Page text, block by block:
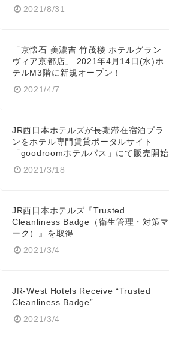
2021/8/31
「京懐石 美濃吉 竹茂楼 ホテルグラン
ヴィア京都店」 2021年4月14日(水)ホ
テルM3階に新規オープン！
2021/4/7
JR西日本ホテルズが長期滞在宿泊プラ
ンをホテル専門賃貸ポータルサイト
「goodroomホテルパス」にて販売開始
2021/3/18
JR西日本ホテルズ『Trusted
Cleanliness Badge（衛生管理・対策マ
ーク）』を取得
2021/3/4
JR-West Hotels Receive “Trusted
Cleanliness Badge”
2021/3/4